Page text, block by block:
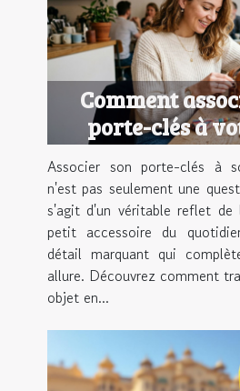
Comment
porte-clés à
Associer son porte-clés à
n'est pas seulement une
s'agit d'un véritable reflet de
petit accessoire du
détail marquant qui
allure. Découvrez comment
objet en...